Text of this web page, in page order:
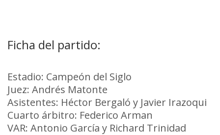
Ficha del partido:
Estadio: Campeón del Siglo
Juez: Andrés Matonte
Asistentes: Héctor Bergaló y Javier Irazoqui
Cuarto árbitro: Federico Arman
VAR: Antonio García y Richard Trinidad